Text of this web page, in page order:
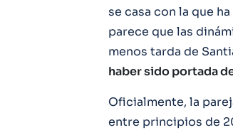
se casa con la que
parece que las
menos tarda de
haber sido portada
Oficialmente, la
entre principios de